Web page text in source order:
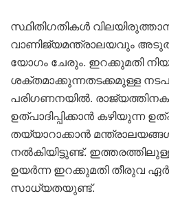
സ്ഥിതിഗതികൾ
വാണിജ്യമന്ത്രാലയവും
യോഗം ചേരും. ഇറക്കുമതി
ശക്തമാക്കുന്നതടക്കമുള്ള
പരിഗണനയിൽ.
ഉത്പാദിപ്പിക്കാൻ കഴിയുന്ന
തയ്യാറാക്കാൻ
നൽകിയിട്ടുണ്ട്.
ഉയർന്ന ഇറക്കുമതി തീരുവ
സാധ്യതയുണ്ട്.